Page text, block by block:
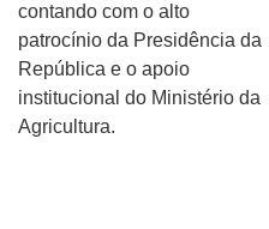
contando com o alto
patrocínio da Presidência da
República e o apoio
institucional do Ministério da
Agricultura.